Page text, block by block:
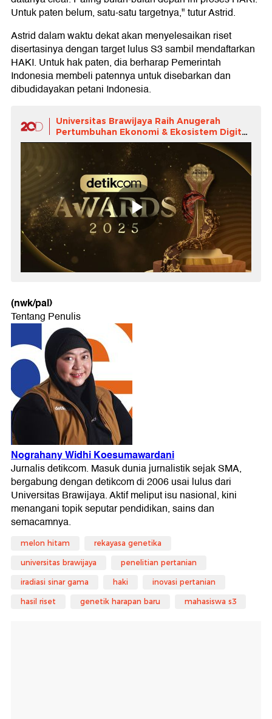
Untuk paten belum, satu-satu targetnya," tutur Astrid.
Astrid dalam waktu dekat akan menyelesaikan riset
disertasinya dengan target lulus S3 sambil mendaftarkan
HAKI. Untuk hak paten, dia berharap Pemerintah
Indonesia membeli patennya untuk disebarkan dan
dibudidayakan petani Indonesia.
Universitas Brawijaya Raih Anugerah
Pertumbuhan Ekonomi & Ekosistem Digital
di Detikcom Awards 2025
(nwk/pal)
melon hitam rekayasa genetika
universitas brawijaya penelitian pertanian
iradiasi sinar gama haki inovasi pertanian
hasil riset genetik harapan baru mahasiswa s3